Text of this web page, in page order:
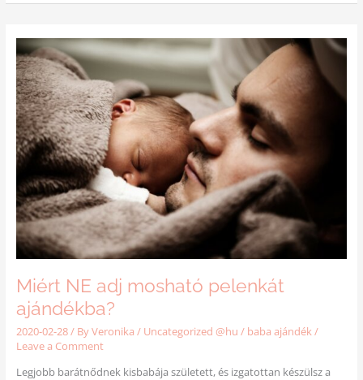
Miért NE adj mosható pelenkát
ajándékba?
2020-02-28/ ByVeronika / Uncategorized @hu / baba ajándék/
Leave a Comment
Legjobb barátnődnek kisbabája született, és izgatottan készülsz a
MIÉRT
NE
ADJ
MOSHATÓ
PELENKÁT
AJÁNDÉKBA?